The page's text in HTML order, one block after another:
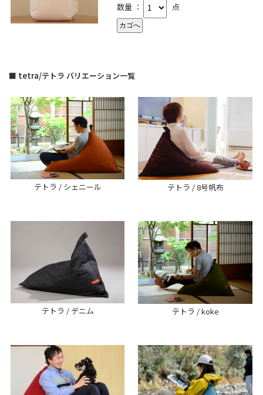
数量 ：
点
■ tetra/テトラ バリエーション一覧
テトラ / シェニール テトラ / 8号帆布
テトラ / デニム テトラ / koke